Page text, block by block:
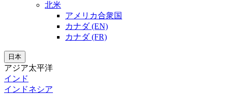
北米
アメリカ合衆国
カナダ (EN)
カナダ (FR)
日本
アジア太平洋
インド
インドネシア